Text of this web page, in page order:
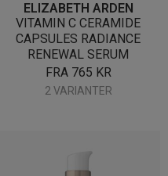
ELIZABETH ARDEN
VITAMIN C CERAMIDE
CAPSULES RADIANCE
RENEWAL SERUM
FRA 765 KR
2 VARIANTER